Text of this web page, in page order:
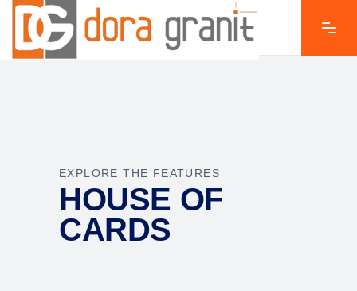
EXPLORE THE FEATURES
HOUSE OF
CARDS